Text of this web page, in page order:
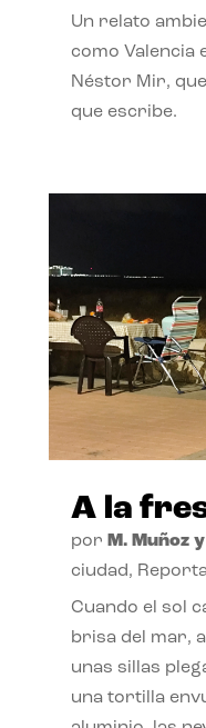
Un relato
como Valencia
Néstor Mir,
que escribe.
A la
por M. Muñoz
ciudad,
Cuando el sol
brisa del mar,
unas sillas
una tortilla